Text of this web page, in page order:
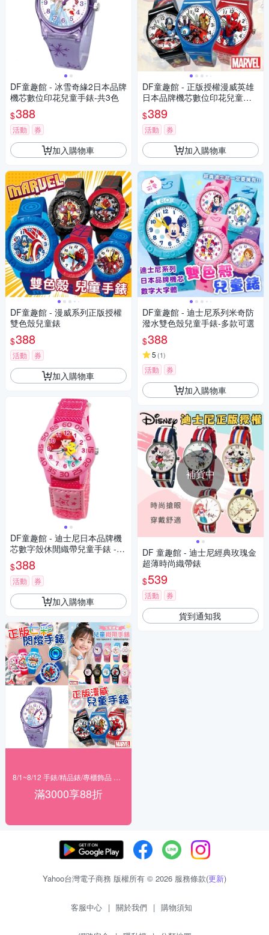
DF童趣館 - 冰雪奇緣2日本品牌
機芯數位印花兒童手錶-共3色
$388
活動 券
加入購物車
DF童趣館 - 漫威系列正版授權
雙色殼兒童錶
$388
活動 券
加入購物車
DF童趣館 - 迪士尼日本品牌機
芯數字殼休閒織帶兒童手錶 -
多款可選
$388
活動 券
加入購物車
滿3000享88折
DF童趣館 - 正版授權漫威英雄
日本品牌機芯數位印花兒童手
錶
$389
活動 券
加入購物車
DF童趣館 - 迪士尼系列米奇防
潑水雙色殼兒童手錶-多款可選
$388
5 (1)
活動 券
加入購物車
補貨中
DF 童趣館 - 迪士尼經典玫瑰金
超薄時尚織帶錶
$539
活動 券
貨到通知我
Yahoo台灣電子商務 版權所有 © 2026 服務條款(更新)
客服中心 | 關於我們 | 購物須知